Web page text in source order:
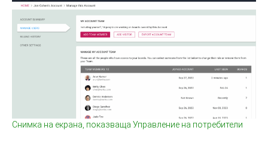
Снимка на екрана, показваща Управление на потребители